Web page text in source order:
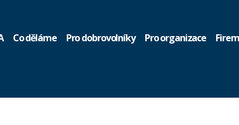
Co děláme Pro dobrovolníky Pro organizace